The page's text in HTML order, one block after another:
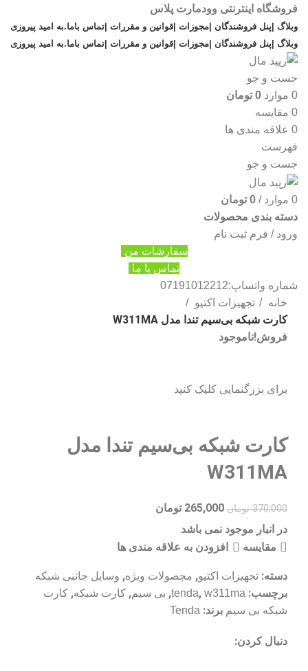
فروشگاه اینترنتی وودمارت پلاس
وبلاگ | پنل فروشندگان | مجوزات | قوانین و مقررات | تماس باما.به امید پیروزی
وبلاگ | پنل فروشندگان | مجوزات | قوانین و مقررات | تماس باما.به امید پیروزی
جست و جو
0 موارد 0 تومان
0 مقایسه
0 علاقه مندی ها
فهرست
جست و جو
0 موارد /
0 تومان
دسته بندی محصولات
ورود / فرم ثبت نام
سفارشات من
تماس با ما
شماره واتساپ:07191012212
خانه
تجهیزات اکتیو
کارت شبکه بی‌سیم تندا مدل W311MA
فروش!ناموجود
برای بزرگنمایی کلیک کنید
کارت شبکه بی‌سیم تندا مدل
W311MA
370,000 تومان 265,000 تومان
در انبار موجود نمی باشد
مقایسه افزودن به علاقه مندی ها
دسته: تجهیزات اکتیو, مجصولات ویژه, وسایل جانبی شبکه
برچسب: tenda, w311ma
, بی سیم, کارت شبکه, کارت
شبکه بی سیم برند: Tenda
دنبال کردن: